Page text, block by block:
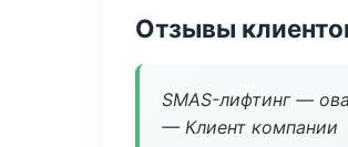
Отзывы
SMAS-лифтинг —
— Клиент компании